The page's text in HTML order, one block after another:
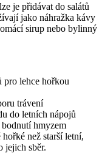
je přidávat do salátů
jako náhražka kávy
sirup nebo bylinný
pro lehce hořkou
trávení
do letních nápojů
hmyzem
než starší letní,
jejich sběr.